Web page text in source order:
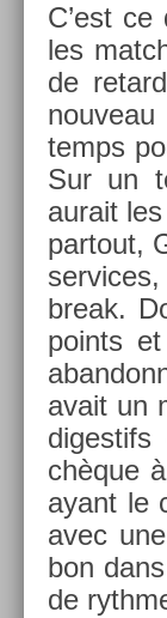
C’est
les
de
temps
Sur un
aurait
par­tout,
break.
points
avait un
chèque
ayant le
avec
bon
de